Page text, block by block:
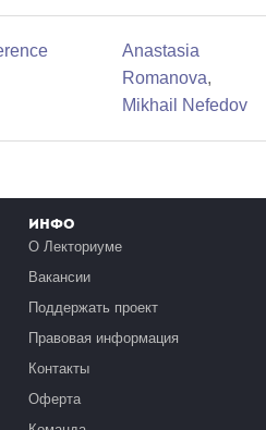
Anastasia
Romanova,
Mikhail Nefedov
Инфо
О Лекториуме
Вакансии
Поддержать проект
Правовая информация
Контакты
Оферта